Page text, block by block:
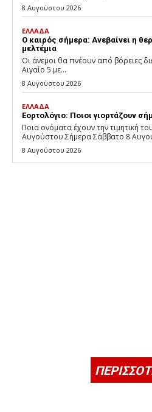
8 Αυγούστου 2026
ΕΛΛΑΔΑ
Ο καιρός σήμερα: Ανεβαίνει η
μελτέμια
Οι άνεμοι θα πνέουν από βόρειες
Αιγαίο 5 με...
8 Αυγούστου 2026
ΕΛΛΑΔΑ
Εορτολόγιο: Ποιοι γιορτάζουν
Ποια ονόματα έχουν την τιμητική
Αυγούστου.Σήμερα Σάββατο 8
8 Αυγούστου 2026